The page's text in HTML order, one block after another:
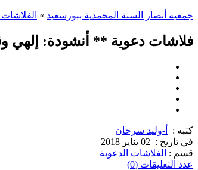
جمعية أنصار السنة المحمدية ببورسعيد »
فلاشات دعوية ** أنشودة: إلهي
كتبه :
أ-وليد سرحان
في تاريخ : 02 يناير 2018
قسم : الفلاشات الدعوية
عدد التعليقات (0)